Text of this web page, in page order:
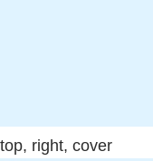
top, right, cover